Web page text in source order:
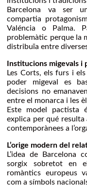
Barcelona va ser
compartia
Valéncia o Palma.
problemàtic perque la
distribuïa entre
Institucions migevals
Les Corts, els furs i
poder migeval es
decisions no
entre el monarca i les
Este model pactista
explica per qué
contemporànees a
L’orige modern del
L’idea de Barcelona
sorgix sobretot en
romàntics europeus
com a símbols